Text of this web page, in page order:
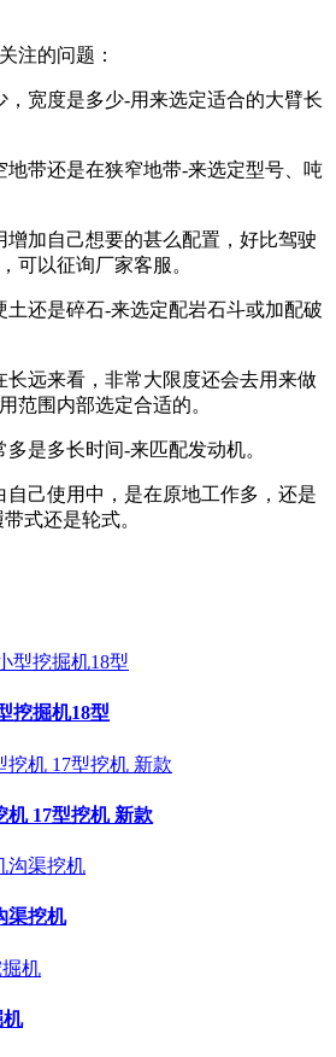
注的问题：
，宽度是多少-用来选定适合的大臂长
地带还是在狭窄地带-来选定型号、吨
增加自己想要的甚么配置，好比驾驶
以征询厂家客服。
土还是碎石-来选定配岩石斗或加配破
长远来看，非常大限度还会去用来做
范围内部选定合适的。
是多长时间-来匹配发动机。
自己使用中，是在原地工作多，还是
式还是轮式。
挖掘机18型
机 17型挖机 新款
渠挖机
机